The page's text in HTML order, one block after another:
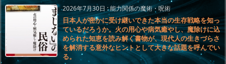
2026年7月30日 :能力関係の魔術・呪術
日本人が密かに受け継いできた本当の生存戦略を知っ
ているだろうか。火の用心や病気癒やし、魔除けに込
められた知恵を読み解く書物が、現代人の生きづらさ
を解消する意外なヒントとして大きな話題を呼んでい
る。